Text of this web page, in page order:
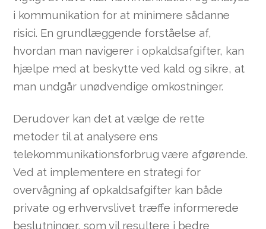
i kommunikation for at minimere sådanne
risici. En grundlæggende forståelse af,
hvordan man navigerer i opkaldsafgifter, kan
hjælpe med at beskytte ved kald og sikre, at
man undgår unødvendige omkostninger.
Derudover kan det at vælge de rette
metoder til at analysere ens
telekommunikationsforbrug være afgørende.
Ved at implementere en strategi for
overvågning af opkaldsafgifter kan både
private og erhvervslivet træffe informerede
beslutninger, som vil resultere i bedre